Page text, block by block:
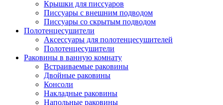
Крышки для писсуаров
Писсуары с внешним подводом
Писсуары со скрытым подводом
Полотенцесушители
Аксессуары для полотенцесушителей
Полотенцесушители
Раковины в ванную комнату
Встраиваемые раковины
Двойные раковины
Консоли
Накладные раковины
Напольные раковины